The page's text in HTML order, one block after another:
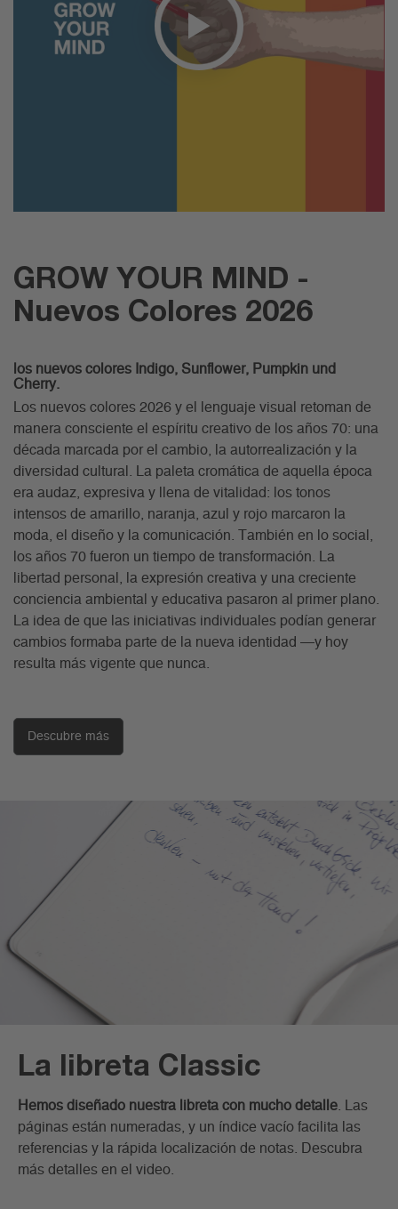
GROW YOUR MIND -
Nuevos Colores 2026
los nuevos colores Indigo, Sunflower, Pumpkin und
Cherry.
Los nuevos colores 2026 y el lenguaje visual retoman de
manera consciente el espíritu creativo de los años 70: una
década marcada por el cambio, la autorrealización y la
diversidad cultural. La paleta cromática de aquella época
era audaz, expresiva y llena de vitalidad: los tonos
intensos de amarillo, naranja, azul y rojo marcaron la
moda, el diseño y la comunicación. También en lo social,
los años 70 fueron un tiempo de transformación. La
libertad personal, la expresión creativa y una creciente
conciencia ambiental y educativa pasaron al primer plano.
La idea de que las iniciativas individuales podían generar
cambios formaba parte de la nueva identidad —y hoy
resulta más vigente que nunca.
Descubre más
La libreta Classic
Hemos diseñado nuestra libreta con mucho detalle . Las
páginas están numeradas, y un índice vacío facilita las
referencias y la rápida localización de notas. Descubra
más detalles en el video.